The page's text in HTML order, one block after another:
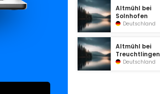
Altmühl bei
Solnhofen
Deutschland
Altmühl bei
Treuchtlingen
Deutschland